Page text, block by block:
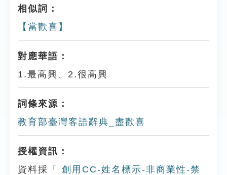
相似詞：
【當歡喜】
對應華語：
1.最高興、2.很高興
詞條來源：
教育部臺灣客語辭典_盡歡喜
授權資訊：
資料採「
創用CC-姓名標示-非商業性-禁